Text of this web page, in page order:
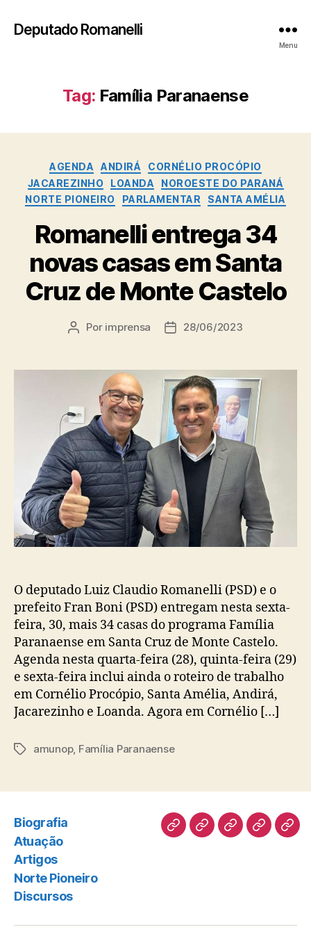
Deputado Romanelli
Menu
Tag: Família Paranaense
Categorias
AGENDA ANDIRÁ
CORNÉLIO PROCÓPIO
JACAREZINHO
LOANDA
NOROESTE DO PARANÁ
NORTE PIONEIRO
PARLAMENTAR SANTA AMÉLIA
Romanelli entrega 34
novas casas em Santa
Cruz de Monte Castelo
Autor
Por imprensa
Data28/06/2023
O deputado Luiz Claudio Romanelli (PSD) e o
prefeito Fran Boni (PSD) entregam nesta sexta-
feira, 30, mais 34 casas do programa Família
Paranaense em Santa Cruz de Monte Castelo.
Agenda nesta quarta-feira (28), quinta-feira (29)
e sexta-feira inclui ainda o roteiro de trabalho
em Cornélio Procópio, Santa Amélia, Andirá,
Jacarezinho e Loanda. Agora em Cornélio […]
Tagsamunop, Família Paranaense
Biografia
Atuação
Artigos
Norte Pioneiro
Discursos
BiografiaAtuaçãoArtigosNorte